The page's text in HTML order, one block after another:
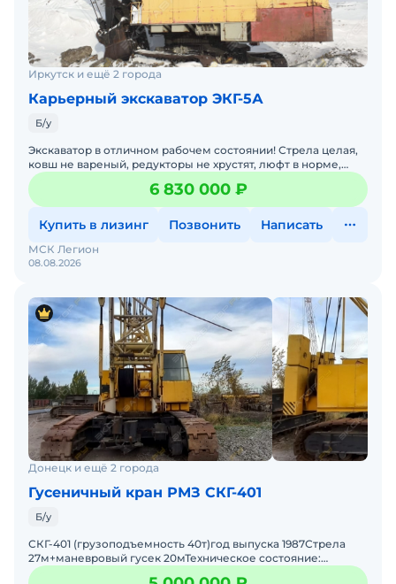
Иркутск и ещё 2 города
Карьерный экскаватор ЭКГ-5А
Б/у
Экскаватор в отличном рабочем состоянии! Стрела целая,
ковш не вареный, редукторы не хрустят, люфт в норме,
рукоять не варили.Преимущества работы с нашей органи
6 830 000 ₽
Купить в лизинг Позвонить Написать
08.08.2026
МСК Легион
Донецк и ещё 2 города
Гусеничный кран РМЗ СКГ-401
Б/у
СКГ-401 (грузоподъемность 40т)год выпуска 1987Стрела
27м+маневровый гусек 20мТехническое состояние:
отличноеСтоимость 5 000 000 рублей (без НДС).